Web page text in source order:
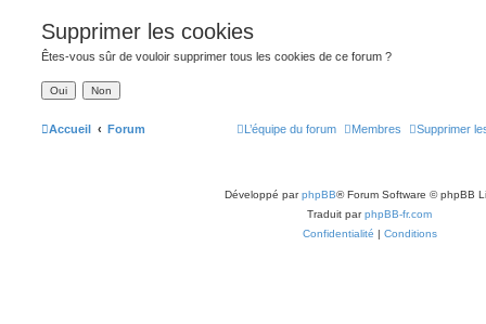
Supprimer les cookies
Êtes-vous sûr de vouloir supprimer tous les cookies de ce forum ?
Accueil Forum Supprimer
Membres
L’équipe du forum
Développé parphpBB® Forum Software © phpBB
Traduit parphpBB-fr.com
Confidentialité | Conditions